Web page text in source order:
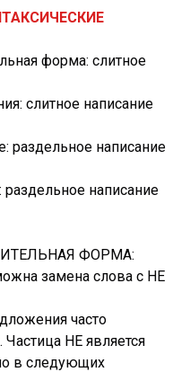
форма: слитное
слитное написание
раздельное написание
написание
ФОРМА:
замена слова с НЕ
часто
НЕ является
в следующих